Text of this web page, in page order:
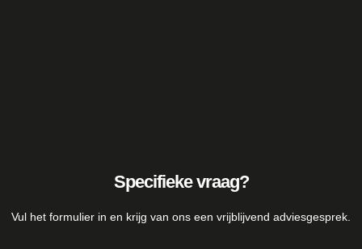
Specifieke vraag?
Vul het formulier in en krijg van ons een vrijblijvend adviesgesprek.